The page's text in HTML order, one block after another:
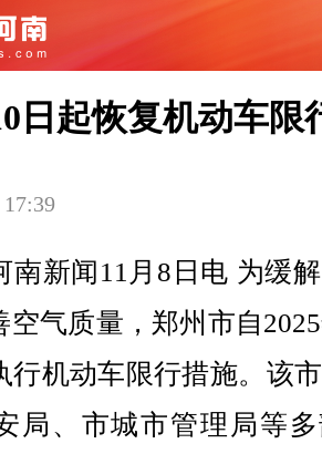
日起恢复机动车限
新闻11月8日电 为缓解
空气质量，郑州市自
行机动车限行措施。该
局、市城市管理局等